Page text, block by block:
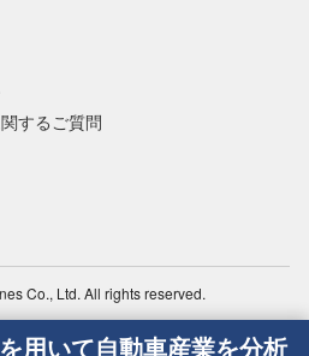
するご質問
Co., Ltd. All rights reserved.
用いて自動車産業を分析